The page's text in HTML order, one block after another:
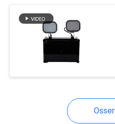
Luci di
segni